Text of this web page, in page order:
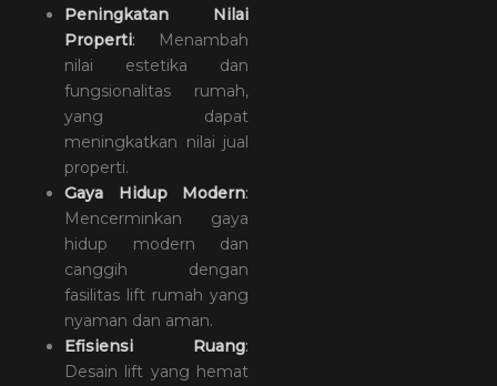
Peningkatan Nilai
Properti: Menambah
nilai estetika dan
fungsionalitas rumah,
yang dapat
meningkatkan nilai jual
properti.
Gaya Hidup Modern:
Mencerminkan gaya
hidup modern dan
canggih dengan
fasilitas lift rumah yang
nyaman dan aman.
Efisiensi Ruang:
Desain lift yang hemat